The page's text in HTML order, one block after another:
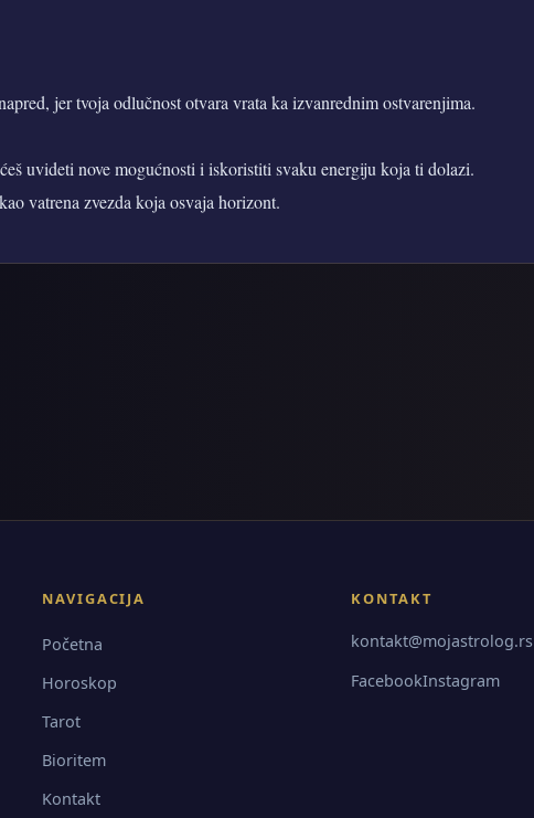
jer tvoja odlučnost otvara vrata ka izvanrednim ostvarenjima.
uvideti nove mogućnosti i iskoristiti svaku energiju koja ti dolazi.
vatrena zvezda koja osvaja horizont.
NAVIGACIJA
Početna
Horoskop
Tarot
Bioritem
Kontakt
KONTAKT
kontakt@mojastrolog.rs
FacebookInstagram